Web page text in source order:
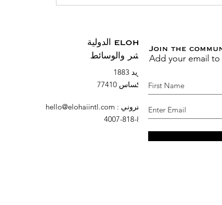
ELOHAI الدولية
النشر والوسائط
صندوق بريد 1883
السرو ، تكساس 77410
البريد الإلكتروني :
hello@elohaiintl.com
هاتف: 832-818-4007
Join the
Add your email